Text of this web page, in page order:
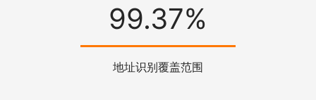
99.37%
地址识别覆盖范围